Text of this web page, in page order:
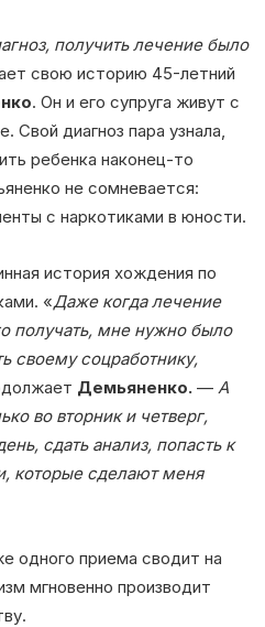
получить лечение было
свою историю 45-летний
. Он и его супруга живут с
диагноз пара узнала,
ребенка наконец-то
не сомневается:
с наркотиками в юности.
история хождения по
«Даже когда лечение
получать, мне нужно было
своему соцработнику,
Демьяненко. — А
во вторник и четверг,
сдать анализ, попасть к
которые сделают меня
одного приема сводит на
мгновенно производит